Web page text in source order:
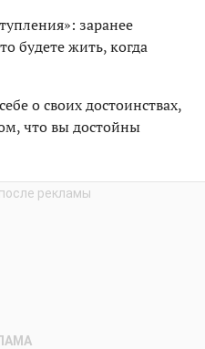
заранее
будете жить, когда
о своих достоинствах,
что вы достойны